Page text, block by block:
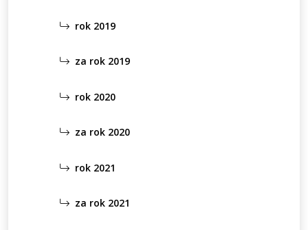
rok 2019
za rok 2019
rok 2020
za rok 2020
rok 2021
za rok 2021